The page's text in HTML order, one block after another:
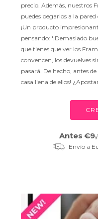
precio. Además, nuestros
puedes pegarlos a la
¡Un producto
pensando: '¡Demasiado
que tienes que ver los
convencen, los devuelves
pasará. De hecho, antes
casa llena de ellos!
Antes
Envío a